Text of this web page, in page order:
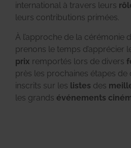
international à travers leurs
leurs contributions primées.
À l’approche de la cérémonie
prenons le temps d’apprécier
prix remportés lors de divers
près les prochaines étapes de
inscrits sur les listes des
les grands événements